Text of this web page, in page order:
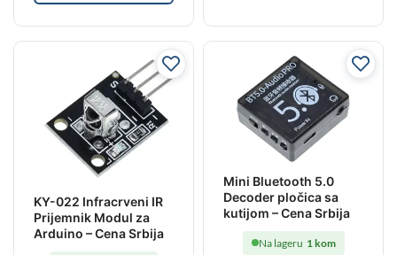
KY-022 Infracrveni IR
Prijemnik Modul za
Arduino – Cena Srbija
Mini Bluetooth 5.0
Decoder pločica sa
kutijom – Cena Srbija
Na lageru 1 kom